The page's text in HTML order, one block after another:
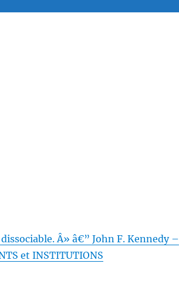
Â» â€” John F. Kennedy –
et INSTITUTIONS